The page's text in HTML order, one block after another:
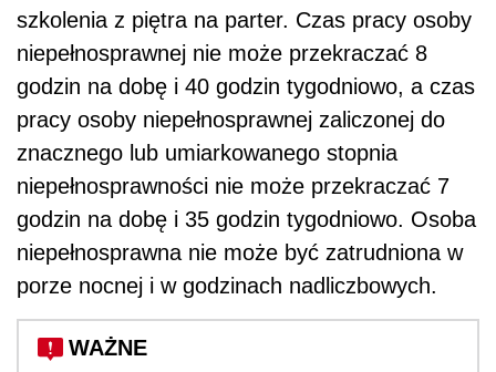
szkolenia z piętra na parter. Czas pracy osoby
niepełnosprawnej nie może przekraczać 8
godzin na dobę i 40 godzin tygodniowo, a czas
pracy osoby niepełnosprawnej zaliczonej do
znacznego lub umiarkowanego stopnia
niepełnosprawności nie może przekraczać 7
godzin na dobę i 35 godzin tygodniowo. Osoba
niepełnosprawna nie może być zatrudniona w
porze nocnej i w godzinach nadliczbowych.
WAŻNE